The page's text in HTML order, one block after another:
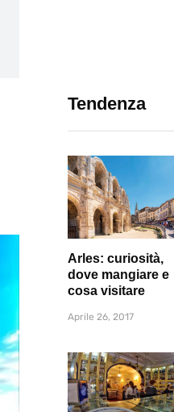
Tendenza
Arles: curiosità,
dove mangiare e
cosa visitare
Aprile 26, 2017